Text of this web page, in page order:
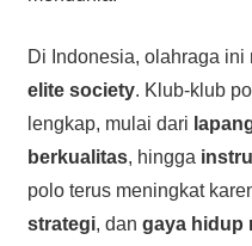
Di Indonesia, olahraga
elite society. Klub-klub
lengkap, mulai dari
berkualitas, hingga
polo terus meningkat
strategi, dan gaya hidup